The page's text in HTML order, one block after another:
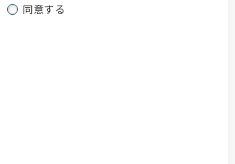
同意する